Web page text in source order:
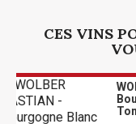
CES VINS
WOLBER BASTIAN
Bourgogne Blanc
Tomber 2023